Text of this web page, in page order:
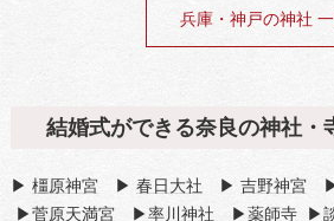
兵庫・神戸の神社
結婚式ができる奈良の神社・
▶ 橿原神宮▶ 春日大社 ▶ 吉野神宮
▶ 菅原天満宮▶ 率川神社 ▶ 薬師寺▶